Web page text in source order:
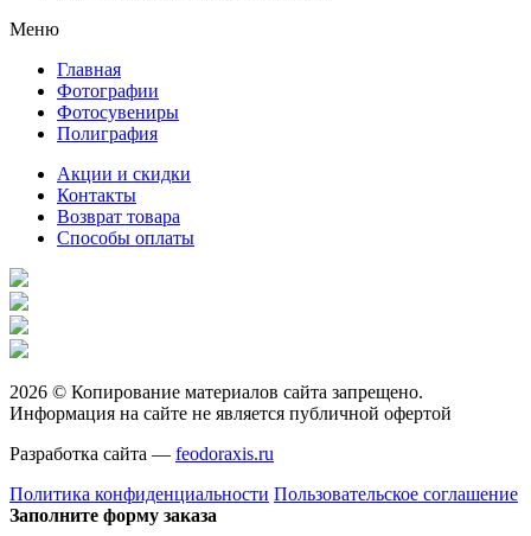
Меню
Главная
Фотографии
Фотосувениры
Полиграфия
Акции и скидки
Контакты
Возврат товара
Способы оплаты
2026 © Копирование материалов сайта запрещено.
Информация на сайте не является публичной офертой
Разработка сайта — feodoraxis.ru
Политика конфиденциальности Пользовательское соглашение
Заполните форму заказа